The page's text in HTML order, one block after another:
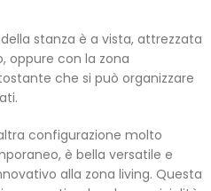
stanza è a vista, attrezzata
oppure con la zona
che si può organizzare
configurazione molto
è bella versatile e
alla zona living. Questa